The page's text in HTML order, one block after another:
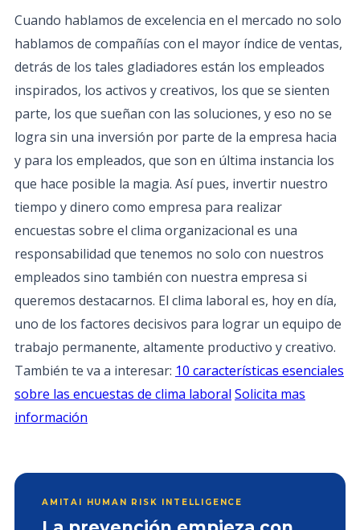
Cuando hablamos de excelencia en el mercado no solo
hablamos de compañías con el mayor índice de ventas,
detrás de los tales gladiadores están los empleados
inspirados, los activos y creativos, los que se sienten
parte, los que sueñan con las soluciones, y eso no se
logra sin una inversión por parte de la empresa hacia
y para los empleados, que son en última instancia los
que hace posible la magia. Así pues, invertir nuestro
tiempo y dinero como empresa para realizar
encuestas sobre el clima organizacional es una
responsabilidad que tenemos no solo con nuestros
empleados sino también con nuestra empresa si
queremos destacarnos. El clima laboral es, hoy en día,
uno de los factores decisivos para lograr un equipo de
trabajo permanente, altamente productivo y creativo.
También te va a interesar: 10 características esenciales
sobre las encuestas de clima laboral Solicita mas
información
AMITAI HUMAN RISK INTELLIGENCE